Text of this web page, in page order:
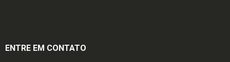
ENTRE EM CONTATO